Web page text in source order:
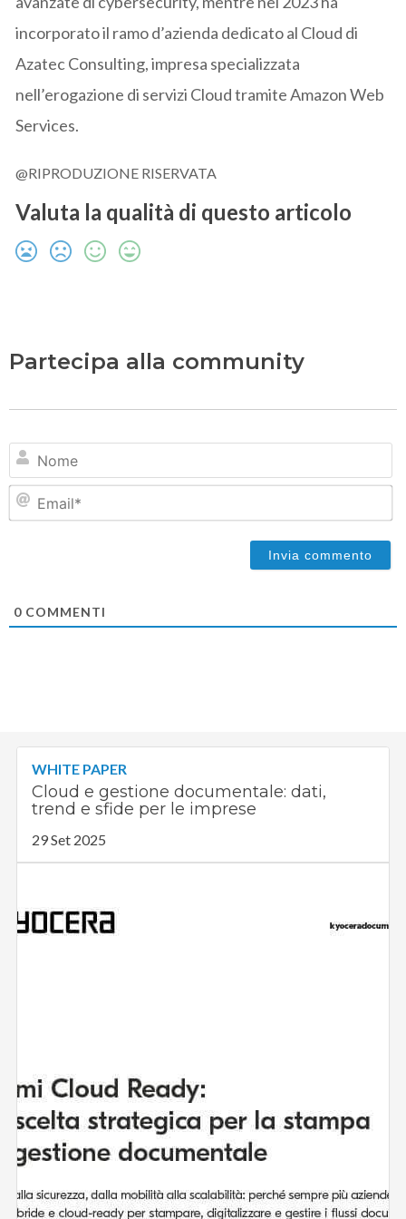
incorporato il ramo d’azienda dedicato al Cloud di
Azatec Consulting, impresa specializzata
nell’erogazione di servizi Cloud tramite Amazon Web
Services.
@RIPRODUZIONE RISERVATA
Valuta la qualità di questo articolo
Partecipa alla community
0 COMMENTI
WHITE PAPER
Cloud e gestione documentale: dati,
trend e sfide per le imprese
29 Set 2025